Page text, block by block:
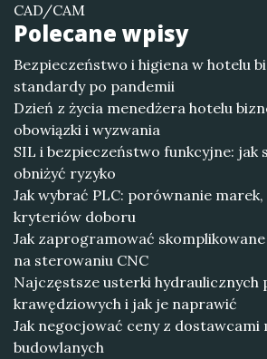
CAD/CAM
Polecane wpisy
Bezpieczeństwo i higiena w hotelu
standardy po pandemii
Dzień z życia menedżera hotelu
obowiązki i wyzwania
SIL i bezpieczeństwo funkcyjne: jak
obniżyć ryzyko
Jak wybrać PLC: porównanie
kryteriów doboru
Jak zaprogramować
na sterowaniu CNC
Najczęstsze usterki hydraulicznych
krawędziowych i jak je naprawić
Jak negocjować ceny z dostawcami
budowlanych